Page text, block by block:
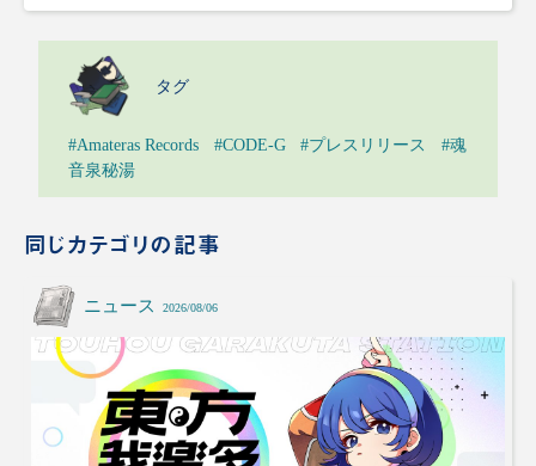
タグ
#Amateras Records #CODE-G #プレスリリース
#魂
音泉秘湯
同じカテゴリの記事
ニュース 2026/08/06